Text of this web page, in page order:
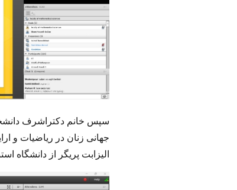
سپس خانم دکتراشرف
جهانی زنان در ریاضیات و
الیزابت پریگر از دانشگاه